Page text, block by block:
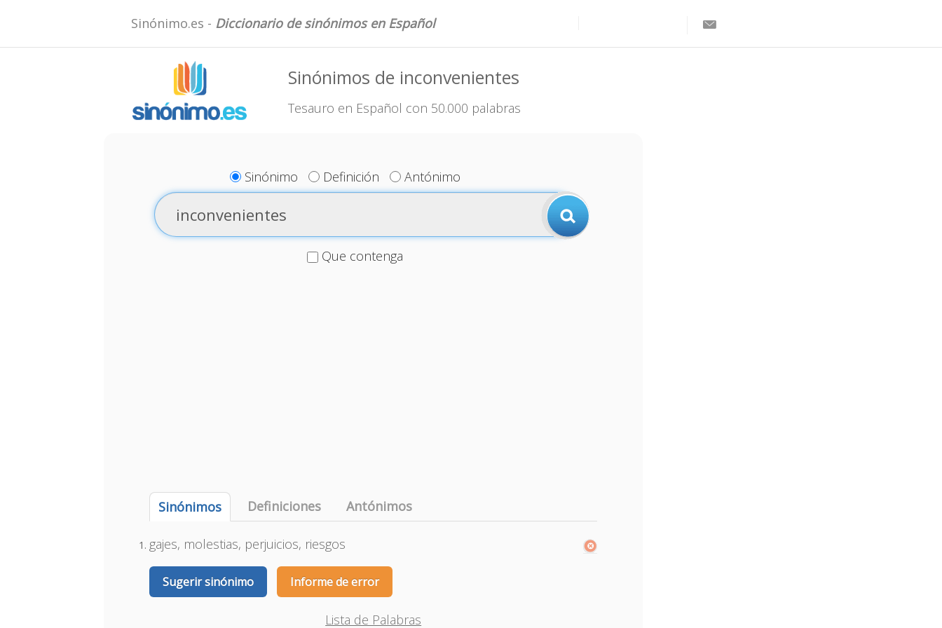
Sinónimo.es - Diccionario de sinónimos en Español
Sinónimos de inconvenientes
Tesauro en Español con 50.000 palabras
Sinónimo Definición Antónimo
Que contenga
Sinónimos Definiciones Antónimos
gajes, molestias, perjuicios, riesgos
Sugerir sinónimo Informe de error
Lista de Palabras